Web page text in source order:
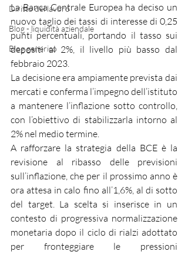
Diritto del lavoro
Blog - liquidità aziendale
Blog generico
La Banca Centrale Europea ha deciso un
nuovo taglio dei tassi di interesse di 0,25
punti percentuali, portando il tasso sui
depositi al 2%, il livello più basso dal
febbraio 2023.
La decisione era ampiamente prevista dai
mercati e conferma l’impegno dell’istituto
a mantenere l’inflazione sotto controllo,
con l’obiettivo di stabilizzarla intorno al
2% nel medio termine.
A rafforzare la strategia della BCE è la
revisione al ribasso delle previsioni
sull’inflazione, che per il prossimo anno è
ora attesa in calo fino all’1,6%, al di sotto
del target. La scelta si inserisce in un
contesto di progressiva normalizzazione
monetaria dopo il ciclo di rialzi adottato
per fronteggiare le pressioni